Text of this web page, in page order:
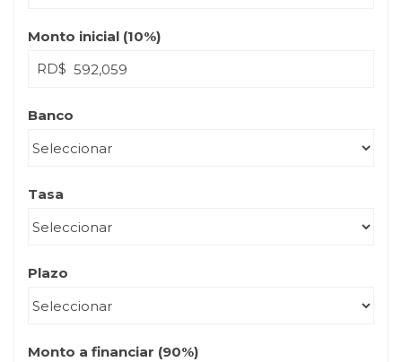
Monto inicial (10%)
RD$
Banco
Tasa
Plazo
Monto a financiar (90%)